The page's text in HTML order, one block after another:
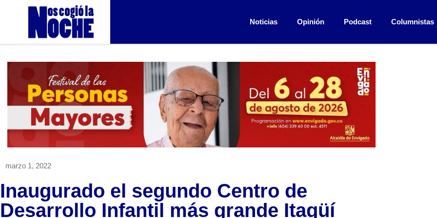
Noticias Opinión Podcast Columnistas
marzo 1, 2022
Inaugurado el segundo Centro de
Desarrollo Infantil más grande Itagüí